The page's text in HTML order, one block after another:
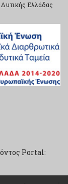
Δυτικής Ελλάδας
Portal: